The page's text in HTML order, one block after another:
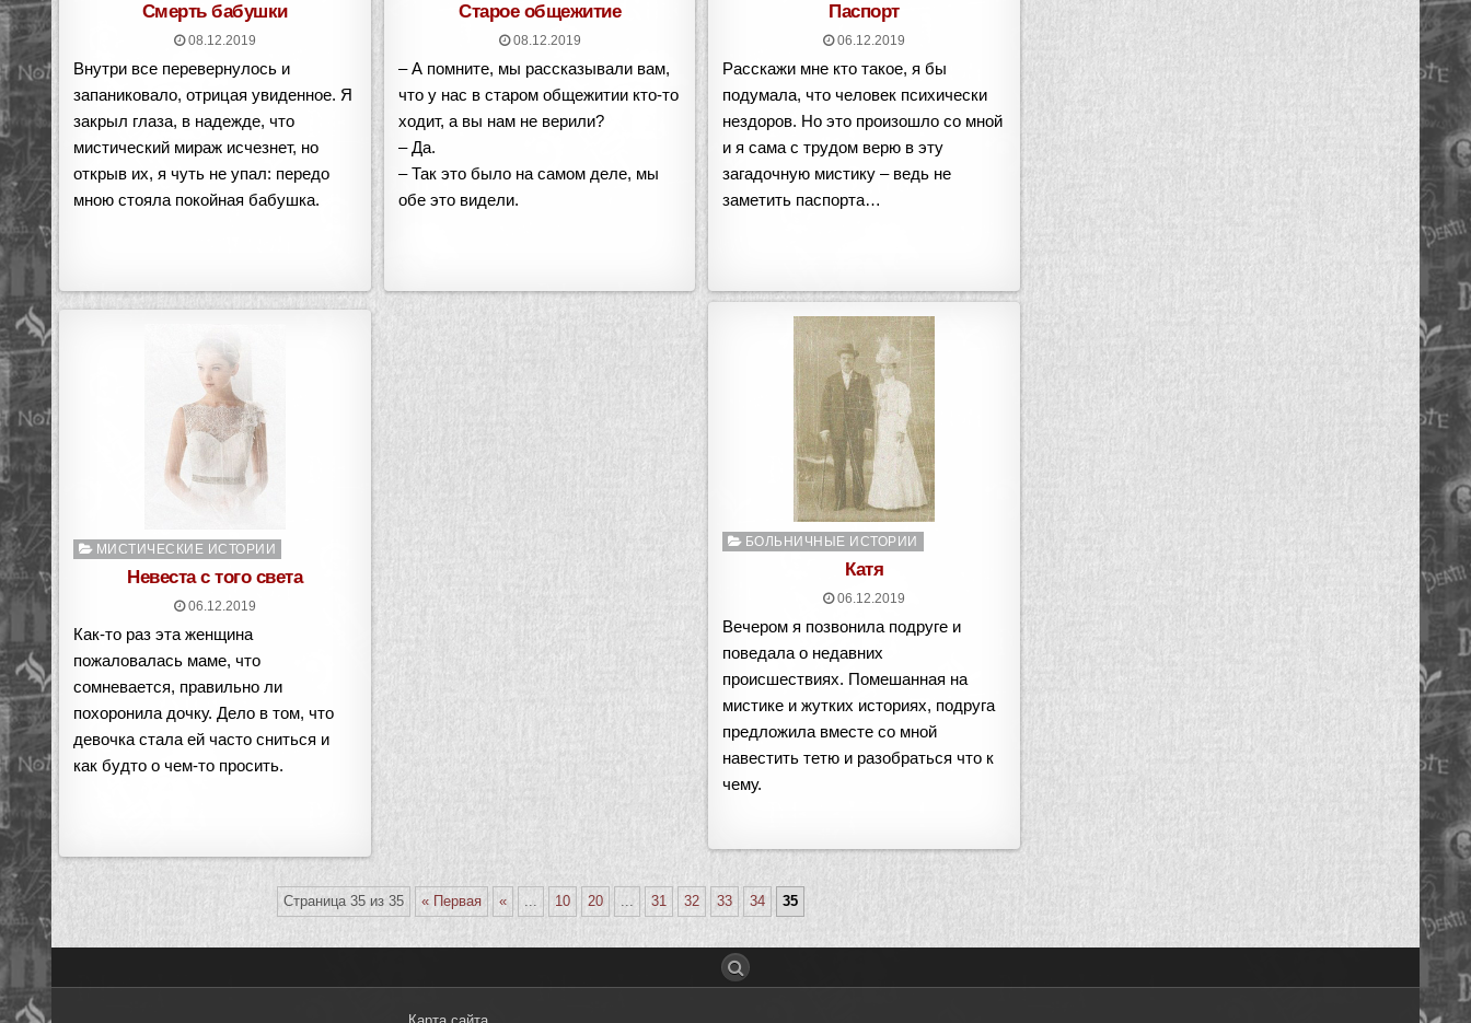
Смерть бабушки
08.12.2019
Внутри все перевернулось и
запаниковало, отрицая увиденное. Я
закрыл глаза, в надежде, что
мистический мираж исчезнет, но
открыв их, я чуть не упал: передо
мною стояла покойная бабушка.
Старое общежитие
08.12.2019
– А помните, мы рассказывали вам,
что у нас в старом общежитии кто-то
ходит, а вы нам не верили?
– Да.
– Так это было на самом деле, мы
обе это видели.
Паспорт
06.12.2019
Расскажи мне кто такое, я бы
подумала, что человек психически
нездоров. Но это произошло со мной
и я сама с трудом верю в эту
загадочную мистику – ведь не
заметить паспорта…
Опубликовано
БОЛЬНИЧНЫЕ ИСТОРИИ
Катя
06.12.2019
Вечером я позвонила подруге и
поведала о недавних
происшествиях. Помешанная на
мистике и жутких историях, подруга
предложила вместе со мной
навестить тетю и разобраться что к
чему.
Опубликовано
МИСТИЧЕСКИЕ ИСТОРИИ
Невеста с того света
06.12.2019
Как-то раз эта женщина
пожаловалась маме, что
сомневается, правильно ли
похоронила дочку. Дело в том, что
девочка стала ей часто сниться и
как будто о чем-то просить.
Страница 35 из 35 « Первая « ... 10 20 ... 31 32 33 34 35